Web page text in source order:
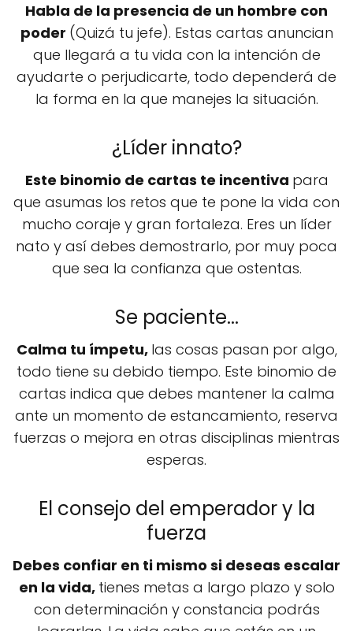
Habla de la presencia de un hombre con
poder (Quizá tu jefe). Estas cartas anuncian
que llegará a tu vida con la intención de
ayudarte o perjudicarte, todo dependerá de
la forma en la que manejes la situación.
¿Líder innato?
Este binomio de cartas te incentiva para
que asumas los retos que te pone la vida con
mucho coraje y gran fortaleza. Eres un líder
nato y así debes demostrarlo, por muy poca
que sea la confianza que ostentas.
Se paciente...
Calma tu ímpetu, las cosas pasan por algo,
todo tiene su debido tiempo. Este binomio de
cartas indica que debes mantener la calma
ante un momento de estancamiento, reserva
fuerzas o mejora en otras disciplinas mientras
esperas.
El consejo del emperador y la
fuerza
Debes confiar en ti mismo si deseas escalar
en la vida, tienes metas a largo plazo y solo
con determinación y constancia podrás